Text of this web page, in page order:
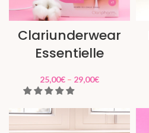
Clariunderwear
Essentielle
25,00€ – 29,00€